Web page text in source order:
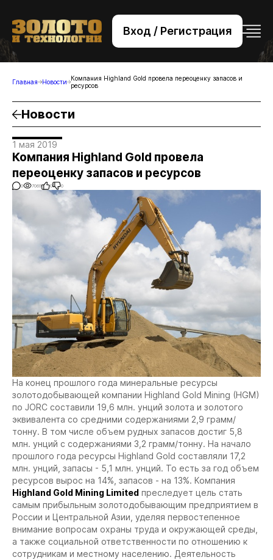
Вход / Регистрация
+7 (495) 221-76-32
bsv@zolteh.ru
Главная Новости
Компания Highland Gold провела переоценку запасов и
ресурсов
Новости
1 мая 2019
Компания Highland Gold провела
переоценку запасов и ресурсов
0 7069 0 0
На конец прошлого года минеральные ресурсы
золотодобывающей компании Highland Gold Mining (HGM)
по JORC составили 19,6 млн. унций золота и золотого
эквивалента со средними содержаниями 2,9 грамм/
тонну. В том числе объем рудных запасов достиг 5,8
млн. унций с содержаниями 3,2 грамм/тонну. На начало
прошлого года ресурсы Highland Gold составляли 17,2
млн. унций, запасы - 5,1 млн. унций. То есть за год объем
ресурсов вырос на 14%, запасов - на 13%. Компания
Highland Gold Mining Limited преследует цель стать
самым прибыльным золотодобывающим предприятием в
России и Центральной Азии, уделяя первостепенное
внимание вопросам охраны труда и окружающей среды,
а также социальной ответственности по отношению к
сотрудникам и местному населению. Деятельность